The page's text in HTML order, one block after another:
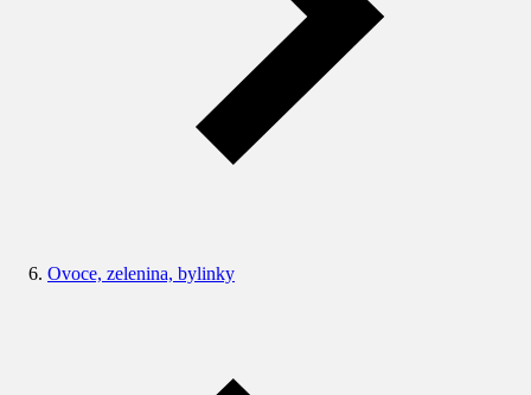
Ovoce, zelenina, bylinky